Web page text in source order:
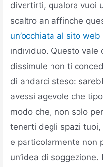
divertirti, qualora vuoi
scaltro an affinche
un’occhiata al sito web
individuo. Questo vale
dissimule non ti
di andarci steso:
avessi agevole che
modo che, non solo
tenerti degli spazi
e particolarmente non
un’idea di soggezione.